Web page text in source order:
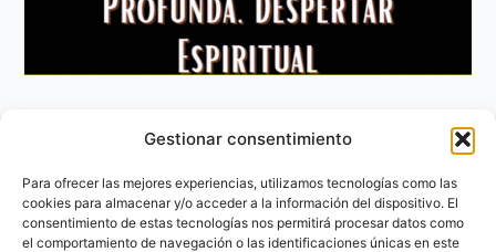
Gestionar consentimiento
Para ofrecer las mejores experiencias, utilizamos tecnologías como las
cookies para almacenar y/o acceder a la información del dispositivo. El
consentimiento de estas tecnologías nos permitirá procesar datos como
el comportamiento de navegación o las identificaciones únicas en este
Aviso Legal
Política de privacidad
Política de Cookies
Contacto